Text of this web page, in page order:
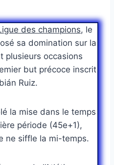
des champions, le
sa domination sur la
plusieurs occasions
but précoce inscrit
Ruiz.
la mise dans le temps
période (45e+1),
ne siffle la mi-temps.